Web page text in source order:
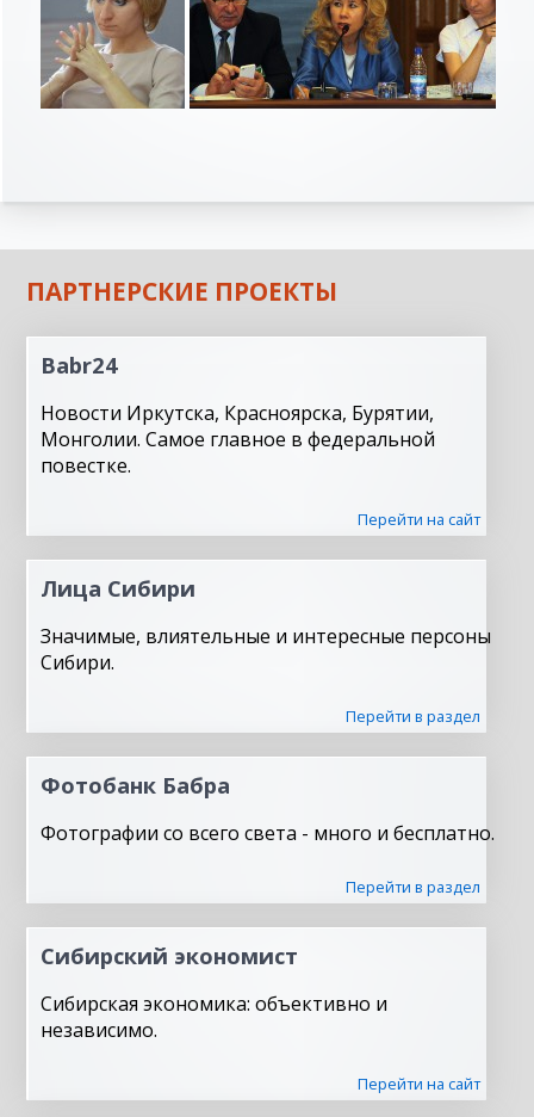
ПАРТНЕРСКИЕ ПРОЕКТЫ
Babr24
Новости Иркутска, Красноярска, Бурятии,
Монголии. Самое главное в федеральной
повестке.
Перейти на сайт
Лица Сибири
Значимые, влиятельные и интересные персоны
Сибири.
Перейти в раздел
Фотобанк Бабра
Фотографии со всего света - много и бесплатно.
Перейти в раздел
Сибирский экономист
Сибирская экономика: объективно и
независимо.
Перейти на сайт